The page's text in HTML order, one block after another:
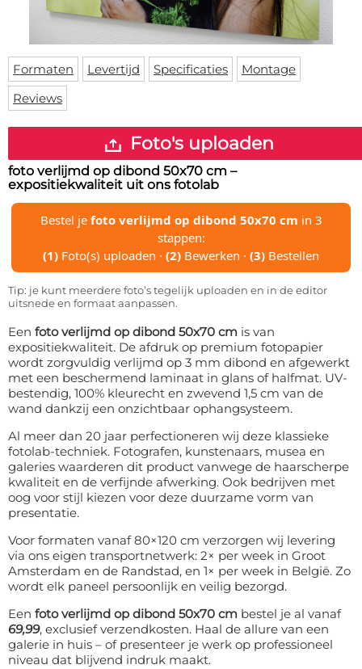
Skateboard deck
Over ons
Inloggen
WhatsApp
Formaten Levertijd Specificaties
Montage
Reviews
Foto's uploaden
foto verlijmd op dibond 50x70 cm –
expositiekwaliteit uit ons fotolab
Bestel je foto verlijmd op dibond 50x70 cm in 3
stappen:
(1) Foto(s) uploaden · (2) Bewerken · (3) Bestellen
Tip: je kunt meerdere foto’s tegelijk uploaden en in de editor
uitsnede en formaat aanpassen.
Een foto verlijmd op dibond 50x70 cm is van
expositiekwaliteit. De afdruk op premium fotopapier
wordt zorgvuldig verlijmd op 3 mm dibond en afgewerkt
met een beschermend laminaat in glans of halfmat. UV-
bestendig, 100% kleurecht en zwevend 1,5 cm van de
wand dankzij een onzichtbaar ophangsysteem.
Al meer dan 20 jaar perfectioneren wij deze klassieke
fotolab-techniek. Fotografen, kunstenaars, musea en
galeries waarderen dit product vanwege de haarscherpe
kwaliteit en de verfijnde afwerking. Ook bedrijven met
oog voor stijl kiezen voor deze duurzame vorm van
presentatie.
Voor formaten vanaf 80×120 cm verzorgen wij levering
via ons eigen transportnetwerk: 2× per week in Groot
Amsterdam en de Randstad, en 1× per week in België. Zo
wordt elk paneel persoonlijk en veilig bezorgd.
Een foto verlijmd op dibond 50x70 cm bestel je al vanaf
69,99, exclusief verzendkosten. Haal de allure van een
galerie in huis – of presenteer je werk op professioneel
niveau dat blijvend indruk maakt.